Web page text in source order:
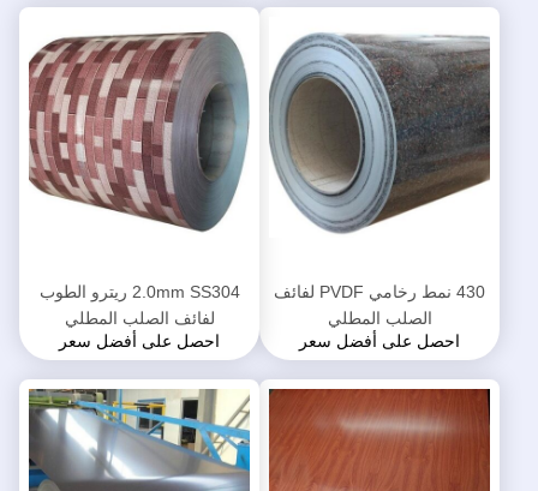
430 نمط رخامي PVDF لفائف
الصلب المطلي
احصل على أفضل سعر
2.0mm SS304 ريترو الطوب
لفائف الصلب المطلي
احصل على أفضل سعر